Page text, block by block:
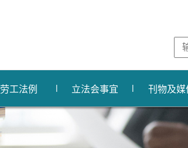
劳工法例 立法会事宜 刊物及媒